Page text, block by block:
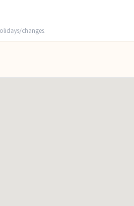
changes.